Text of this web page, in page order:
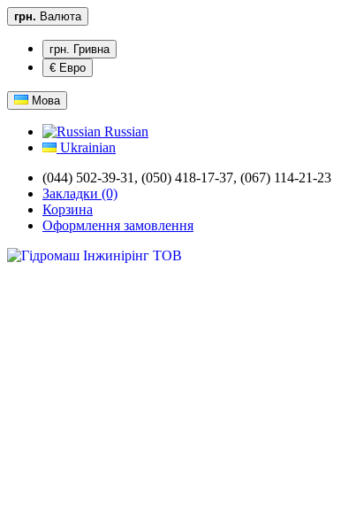
грн. Валюта
грн. Гривна
€ Евро
Мова
Russian
Ukrainian
(044) 502-39-31, (050) 418-17-37, (067) 114-21-23
Закладки (0)
Корзина
Оформлення замовлення